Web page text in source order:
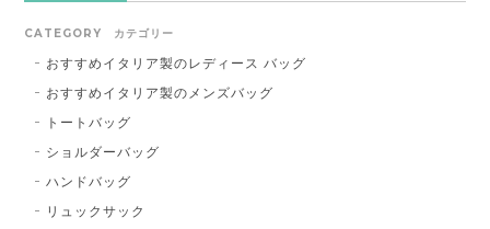
CATEGORY カテゴリー
おすすめイタリア製のレディース バッグ
おすすめイタリア製のメンズバッグ
トートバッグ
ショルダーバッグ
ハンドバッグ
リュックサック